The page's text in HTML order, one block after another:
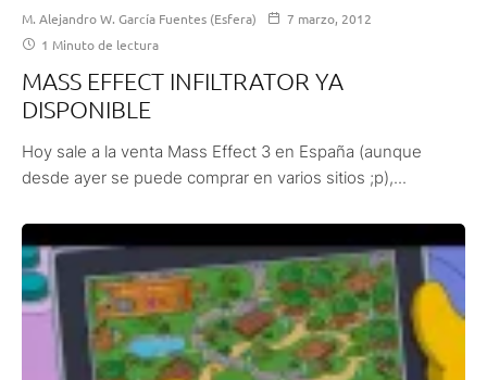
M. Alejandro W. García Fuentes (Esfera)
7 marzo, 2012
1 Minuto de lectura
MASS EFFECT INFILTRATOR YA
DISPONIBLE
Hoy sale a la venta Mass Effect 3 en España (aunque
desde ayer se puede comprar en varios sitios ;p),...